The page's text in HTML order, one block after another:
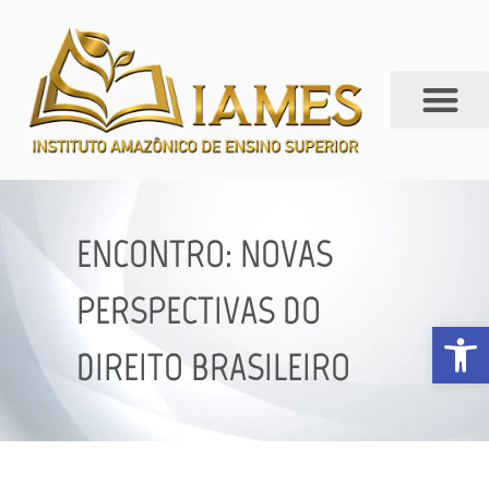
Abrir
ENCONTRO: NOVAS
PERSPECTIVAS DO
DIREITO BRASILEIRO